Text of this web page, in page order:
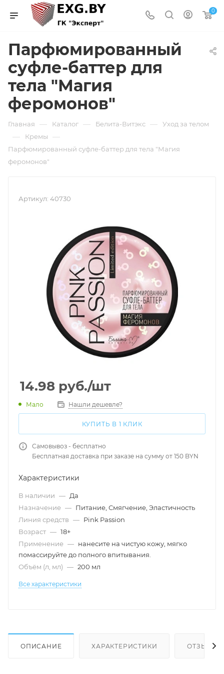
0
Парфюмированный
суфле-баттер для
тела "Магия
феромонов"
Главная — Каталог — Белита-Витэкс — Уход за телом
— Кремы —
Парфюмированный суфле-баттер для тела "Магия
феромонов"
Артикул: 40730
14.98 руб./шт
Мало Нашли дешевле?
КУПИТЬ В 1 КЛИК
Самовывоз - бесплатно
Бесплатная доставка при заказе на сумму от 150 BYN
Характеристики
В наличии — Да
Назначение — Питание, Смягчение, Эластичность
Линия средств — Pink Passion
Возраст — 18+
Применение — нанесите на чистую кожу, мягко
помассируйте до полного впитывания.
Объём (л, мл) — 200 мл
Все характеристики
ОПИСАНИЕ ХАРАКТЕРИСТИКИ ОТЗЫВЫ